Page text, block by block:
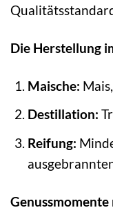
Die Herstellung
Maische:
Destillation:
Reifung:
Genussmomente